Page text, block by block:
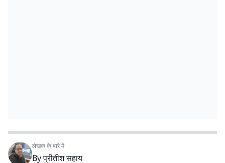
लेखक के बारे में
Byप्रीतीश सहाय